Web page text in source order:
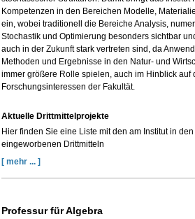
Kompetenzen in den Bereichen Modelle,
ein, wobei traditionell die Bereiche Analysis,
Stochastik und Optimierung besonders sichtbar
auch in der Zukunft stark vertreten sind, da
Methoden und Ergebnisse in den Natur- und
immer größere Rolle spielen, auch im Hinblick auf
Forschungsinteressen der Fakultät.
Aktuelle Drittmittelprojekte
Hier finden Sie eine Liste mit den am Institut in
eingeworbenen Drittmitteln
[ mehr ... ]
Professur für Algebra